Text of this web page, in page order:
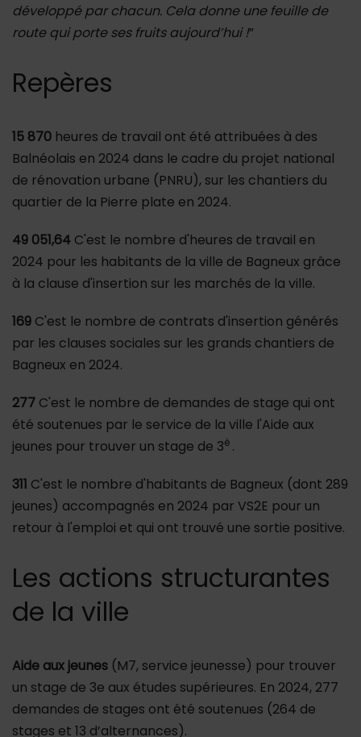
développé par chacun. Cela donne une feuille de
route qui porte ses fruits aujourd’hui !”
Repères
15 870 heures de travail ont été attribuées à des
Balnéolais en 2024 dans le cadre du projet national
de rénovation urbane (PNRU), sur les chantiers du
quartier de la Pierre plate en 2024.
49 051,64 C'est le nombre d'heures de travail en
2024 pour les habitants de la ville de Bagneux grâce
à la clause d'insertion sur les marchés de la ville.
169 C'est le nombre de contrats d'insertion générés
par les clauses sociales sur les grands chantiers de
Bagneux en 2024.
277 C'est le nombre de demandes de stage qui ont
été soutenues par le service de la ville l'Aide aux
jeunes pour trouver un stage de 3è .
311 C'est le nombre d'habitants de Bagneux (dont 289
jeunes) accompagnés en 2024 par VS2E pour un
retour à l'emploi et qui ont trouvé une sortie positive.
Les actions structurantes
de la ville
Aide aux jeunes (M7, service jeunesse) pour trouver
un stage de 3e aux études supérieures. En 2024, 277
demandes de stages ont été soutenues (264 de
stages et 13 d’alternances).